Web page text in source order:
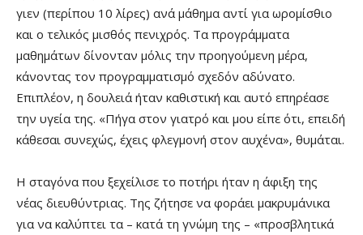
γιεν (περίπου 10 λίρες) ανά μάθημα αντί για ωρομίσθιο
και ο τελικός μισθός πενιχρός. Τα προγράμματα
μαθημάτων δίνονταν μόλις την προηγούμενη μέρα,
κάνοντας τον προγραμματισμό σχεδόν αδύνατο.
Επιπλέον, η δουλειά ήταν καθιστική και αυτό επηρέασε
την υγεία της. «Πήγα στον γιατρό και μου είπε ότι, επειδή
κάθεσαι συνεχώς, έχεις φλεγμονή στον αυχένα», θυμάται.
Η σταγόνα που ξεχείλισε το ποτήρι ήταν η άφιξη της
νέας διευθύντριας. Της ζήτησε να φοράει μακρυμάνικα
για να καλύπτει τα – κατά τη γνώμη της – «προσβλητικά